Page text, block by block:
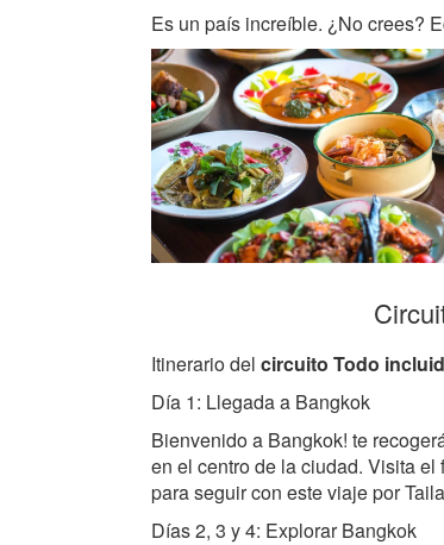
Es un país increíble. ¿No crees?
Itinerario del circuito Todo
Día 1: Llegada a Bangkok
Bienvenido a Bangkok! te
en el centro de la ciudad. Visita
para seguir con este viaje por
Días 2, 3 y 4: Explorar Bangkok